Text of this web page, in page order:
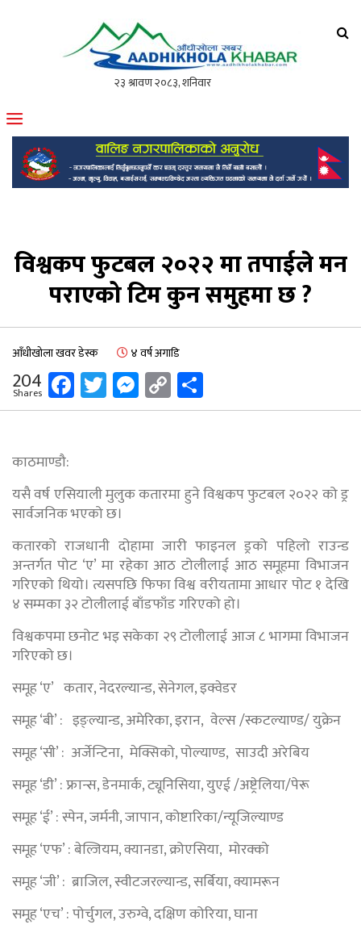
मोफसलकै लोकप्रिय अनलाइन पत्रिका
विश्वकप फुटबल २०२२ मा तपाईले मन
पराएको टिम कुन समुहमा छ ?
आँधीखोला खवर डेस्क ४ वर्ष अगाडि
204
Shares Facebook
Twitter
Messenger
Copy
Link
काठमाण्डौ:
यसै वर्ष एसियाली मुलुक कतारमा हुने विश्वकप फुटबल २०२२ को ड्र
सार्वजनिक भएको छ।
कतारको राजधानी दोहामा जारी फाइनल ड्रको पहिलो राउन्ड
अन्तर्गत पोट ‘ए’ मा रहेका आठ टोलीलाई आठ समूहमा विभाजन
गरिएको थियो। त्यसपछि फिफा विश्व वरीयतामा आधार पोट १ देखि
४ सम्मका ३२ टोलीलाई बाँडफाँड गरिएको हो।
विश्वकपमा छनोट भइ सकेका २९ टोलीलाई आज ८ भागमा विभाजन
गरिएको छ।
समूह ‘ए’ कतार, नेदरल्यान्ड, सेनेगल, इक्वेडर
समूह ‘बी’ : इङ्ल्यान्ड, अमेरिका, इरान, वेल्स /स्कटल्याण्ड/ युक्रेन
समूह ‘सी’ : अर्जेन्टिना, मेक्सिको, पोल्याण्ड, साउदी अरेबिय
समूह ‘डी’ : फ्रान्स, डेनमार्क, ट्यूनिसिया, युएई /अष्ट्रेलिया/पेरू
समूह ‘ई’ : स्पेन, जर्मनी, जापान, कोष्टारिका/न्यूजिल्याण्ड
समूह ‘एफ’ : बेल्जियम, क्यानडा, क्रोएसिया, मोरक्को
समूह ‘जी’ : ब्राजिल, स्वीटजरल्यान्ड, सर्बिया, क्यामरून
समूह ‘एच’ : पोर्चुगल, उरुग्वे, दक्षिण कोरिया, घाना